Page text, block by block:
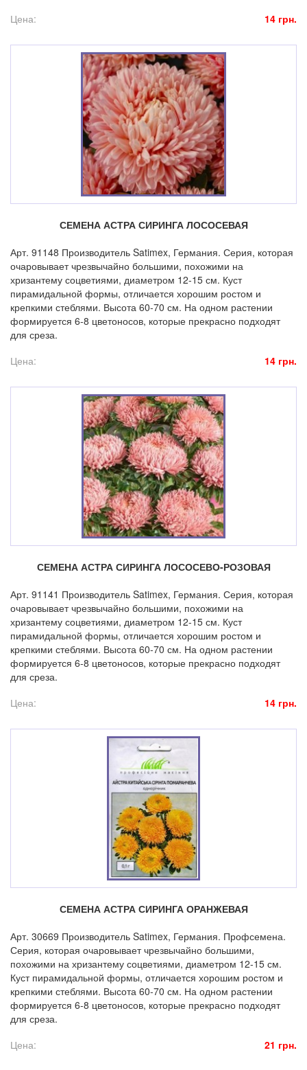
Цена:
14 грн.
СЕМЕНА АСТРА СИРИНГА ЛОСОСЕВАЯ
Арт. 91148 Производитель Satimex, Германия. Серия, которая
очаровывает чрезвычайно большими, похожими на
хризантему соцветиями, диаметром 12-15 см. Куст
пирамидальной формы, отличается хорошим ростом и
крепкими стеблями. Высота 60-70 см. На одном растении
формируется 6-8 цветоносов, которые прекрасно подходят
для среза.
Цена:
14 грн.
СЕМЕНА АСТРА СИРИНГА ЛОСОСЕВО-РОЗОВАЯ
Арт. 91141 Производитель Satimex, Германия. Серия, которая
очаровывает чрезвычайно большими, похожими на
хризантему соцветиями, диаметром 12-15 см. Куст
пирамидальной формы, отличается хорошим ростом и
крепкими стеблями. Высота 60-70 см. На одном растении
формируется 6-8 цветоносов, которые прекрасно подходят
для среза.
Цена:
14 грн.
СЕМЕНА АСТРА СИРИНГА ОРАНЖЕВАЯ
Арт. 30669 Производитель Satimex, Германия. Профсемена.
Серия, которая очаровывает чрезвычайно большими,
похожими на хризантему соцветиями, диаметром 12-15 см.
Куст пирамидальной формы, отличается хорошим ростом и
крепкими стеблями. Высота 60-70 см. На одном растении
формируется 6-8 цветоносов, которые прекрасно подходят
для среза.
Цена:
21 грн.